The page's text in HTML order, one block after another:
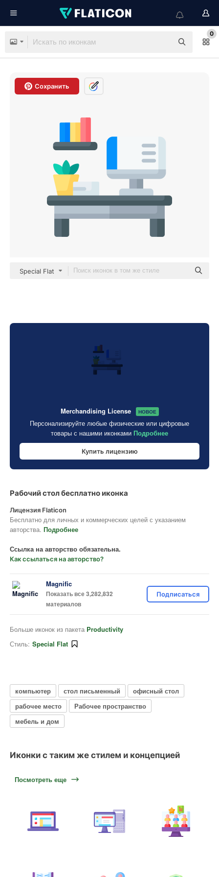
0
Сохранить
Special Flat
Merchandising License НОВОЕ
Персонализируйте любые физические или цифровые
товары с нашими иконками Подробнее
Купить лицензию
Рабочий стол бесплатно иконка
Лицензия Flaticon
Бесплатно для личных и коммерческих целей с указанием
авторства. Подробнее
Ссылка на авторство обязательна.
Как ссылаться на авторство?
Magnific
Показать все 3,282,832
материалов
Подписаться
Больше иконок из пакета Productivity
Стиль: Special Flat
компьютер стол письменный
офисный стол
рабочее место
Рабочее пространство
мебель и дом
Иконки с таким же стилем и концепцией
Посмотреть еще